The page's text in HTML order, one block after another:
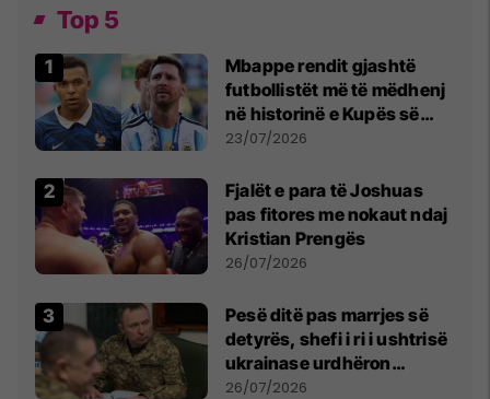
Top 5
Mbappe rendit gjashtë
futbollistët më të mëdhenj
në historinë e Kupës së
Botës, Messi mbetet i dyti
23/07/2026
Fjalët e para të Joshuas
pas fitores me nokaut ndaj
Kristian Prengës
26/07/2026
Pesë ditë pas marrjes së
detyrës, shefi i ri i ushtrisë
ukrainase urdhëron
kontroll të madh
26/07/2026